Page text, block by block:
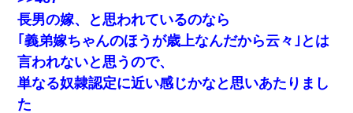
長男の嫁、と思われているのなら
｢義弟嫁ちゃんのほうが歳上なんだから云々｣とは
言われないと思うので、
単なる奴隷認定に近い感じかなと思いあたりまし
た